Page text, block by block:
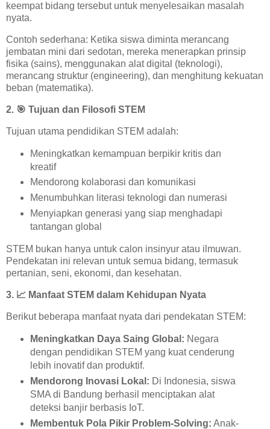
keempat bidang tersebut untuk menyelesaikan masalah
nyata.
Contoh sederhana: Ketika siswa diminta merancang
jembatan mini dari sedotan, mereka menerapkan prinsip
fisika (sains), menggunakan alat digital (teknologi),
merancang struktur (engineering), dan menghitung kekuatan
beban (matematika).
2. 🎯 Tujuan dan Filosofi STEM
Tujuan utama pendidikan STEM adalah:
Meningkatkan kemampuan berpikir kritis dan
kreatif
Mendorong kolaborasi dan komunikasi
Menumbuhkan literasi teknologi dan numerasi
Menyiapkan generasi yang siap menghadapi
tantangan global
STEM bukan hanya untuk calon insinyur atau ilmuwan.
Pendekatan ini relevan untuk semua bidang, termasuk
pertanian, seni, ekonomi, dan kesehatan.
3. 📈 Manfaat STEM dalam Kehidupan Nyata
Berikut beberapa manfaat nyata dari pendekatan STEM:
Meningkatkan Daya Saing Global: Negara
dengan pendidikan STEM yang kuat cenderung
lebih inovatif dan produktif.
Mendorong Inovasi Lokal: Di Indonesia, siswa
SMA di Bandung berhasil menciptakan alat
deteksi banjir berbasis IoT.
Membentuk Pola Pikir Problem-Solving: Anak-